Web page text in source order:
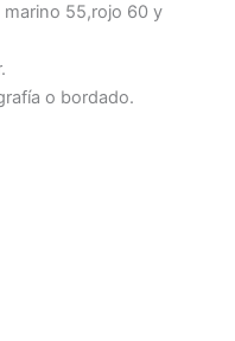
55,rojo 60 y
o bordado.